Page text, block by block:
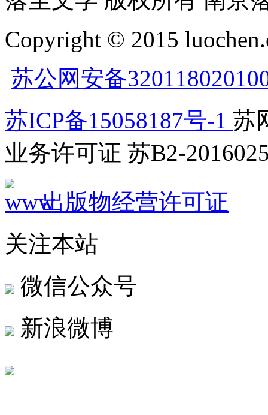
Copyright © 2015
苏公网安备
苏ICP备15058187号-1 苏
业务许可证 苏B2-
出版物经营许可证
关注本站
微信公众号
新浪微博